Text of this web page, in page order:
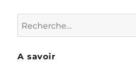
Recherche
pour :
A savoir